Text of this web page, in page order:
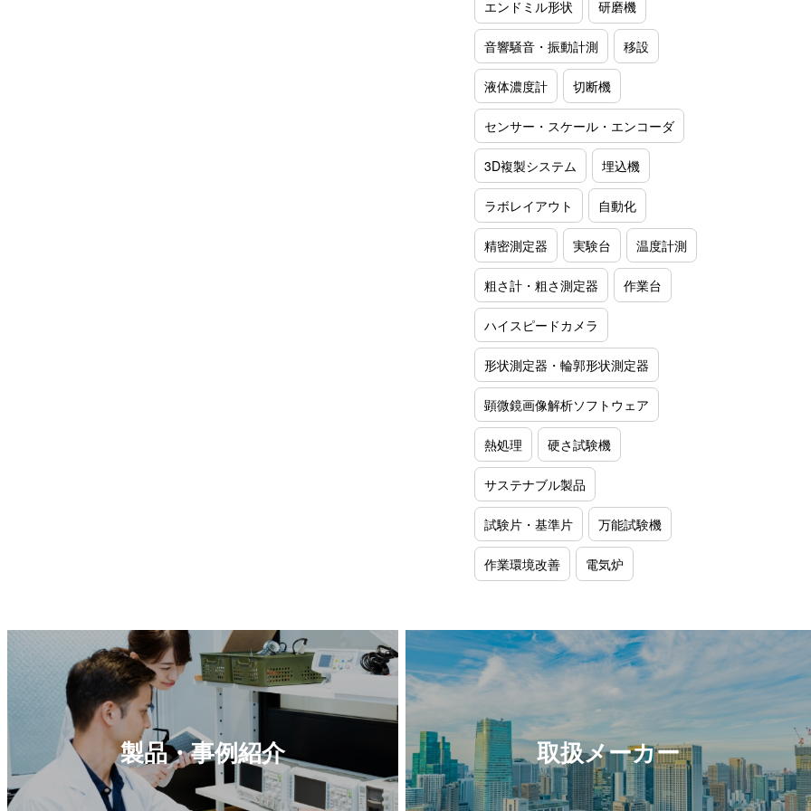
エンドミル形状 研磨機
音響騒音・振動計測 移設
液体濃度計 切断機
センサー・スケール・エンコーダ
3D複製システム 埋込機
ラボレイアウト 自動化
精密測定器 実験台 温度計測
粗さ計・粗さ測定器 作業台
ハイスピードカメラ
形状測定器・輪郭形状測定器
顕微鏡画像解析ソフトウェア
熱処理 硬さ試験機
サステナブル製品
試験片・基準片 万能試験機
作業環境改善 電気炉
製品・事例紹介 取扱メーカー